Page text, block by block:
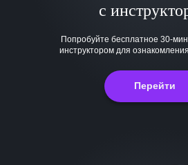
с
Попробуйте бесплатное 30-
инструктором для
Перейти